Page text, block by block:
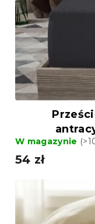
o
d
u
k
ó
w
o
d
u
k
ó
w
W magazynie
54 zł